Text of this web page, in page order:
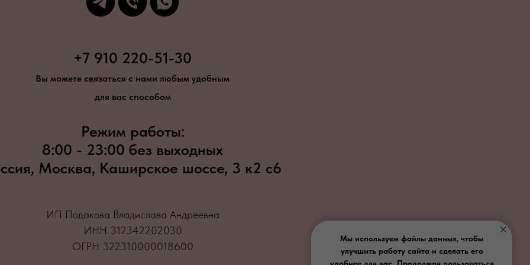
+7 910 220-51-30
Вы можете связаться с нами любым удобным
для вас способом
Режим работы:
8:00 - 23:00 без выходных
Москва, Каширское шоссе, 3 к2 с6
ИП Подакова Владислава Андреевна
ИНН 312342202030
ОГРН 322310000018600
Мы используем файлы данных, чтобы
улучшить работу сайта и сделать его